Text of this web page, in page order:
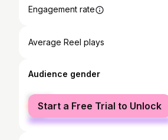
Engagement rate
Average Reel plays
Audience gender
female
male
Start a Free Trial to Unlock